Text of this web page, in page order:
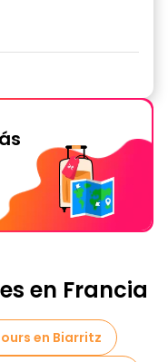
en Francia
en Biarritz